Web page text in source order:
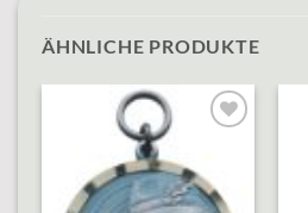
ÄHNLICHE PRODUKTE